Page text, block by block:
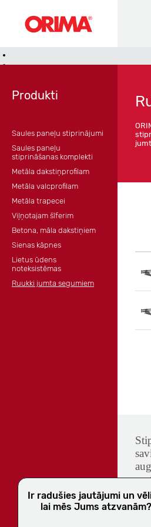
Produkti
Saules paneļu stiprinājumi
Saules paneļu
stiprināšanas komplekti
Metāla dakstiņprofilam
Metāla valcprofilam
Metāla trapecei
Viļņotajam šīferim
Betona, māla dakstiņiem
Sienas kāpnes
Lietus ūdens
noteksistēmas
Ruukki jumta segumiem
Ir radušies jautājumi un
lai mēs Jums atzvanām?